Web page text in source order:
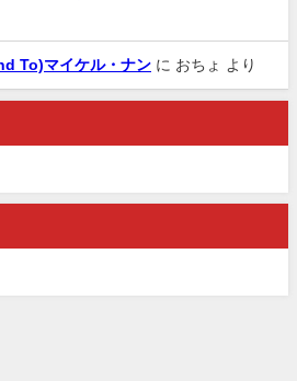
To)マイケル・ナン に おちょ より